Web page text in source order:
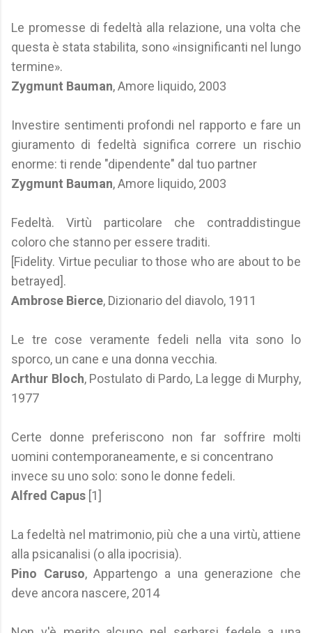
Le promesse di fedeltà alla relazione, una volta che
questa è stata stabilita, sono «insignificanti nel lungo
termine».
Zygmunt Bauman, Amore liquido, 2003
Investire sentimenti profondi nel rapporto e fare un
giuramento di fedeltà significa correre un rischio
enorme: ti rende "dipendente" dal tuo partner
Zygmunt Bauman, Amore liquido, 2003
Fedeltà. Virtù particolare che contraddistingue
coloro che stanno per essere traditi.
[Fidelity. Virtue peculiar to those who are about to be
betrayed].
Ambrose Bierce, Dizionario del diavolo, 1911
Le tre cose veramente fedeli nella vita sono lo
sporco, un cane e una donna vecchia.
Arthur Bloch, Postulato di Pardo, La legge di Murphy,
1977
Certe donne preferiscono non far soffrire molti
uomini contemporaneamente, e si concentrano
invece su uno solo: sono le donne fedeli.
Alfred Capus [1]
La fedeltà nel matrimonio, più che a una virtù, attiene
alla psicanalisi (o alla ipocrisia).
Pino Caruso, Appartengo a una generazione che
deve ancora nascere, 2014